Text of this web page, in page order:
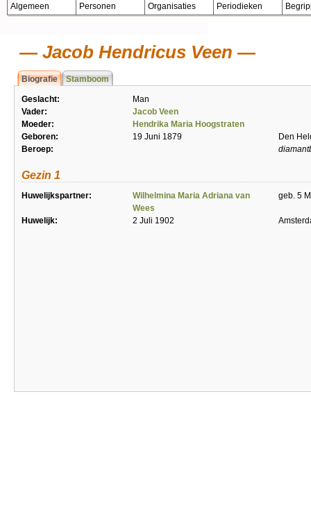
Algemeen Personen Organisaties Periodieken
Jacob Hendricus Veen
Biografie Stamboom
Geslacht:
Man
Vader:
Jacob Veen
Moeder:
Hendrika Maria Hoogstraten
Geboren:
19 Juni 1879
Den
Beroep:
Gezin 1
Huwelijkspartner:
Wilhelmina Maria Adriana van
Wees
geb. 5
Huwelijk: 2 Juli 1902